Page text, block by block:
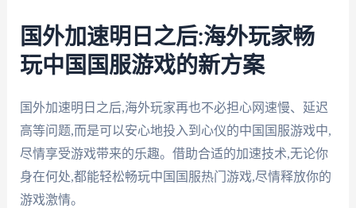
国外加速明日之后:海外玩家畅
玩中国国服游戏的新方案
国外加速明日之后,海外玩家再也不必担心网速慢、延迟
高等问题,而是可以安心地投入到心仪的中国国服游戏中,
尽情享受游戏带来的乐趣。借助合适的加速技术,无论你
身在何处,都能轻松畅玩中国国服热门游戏,尽情释放你的
游戏激情。